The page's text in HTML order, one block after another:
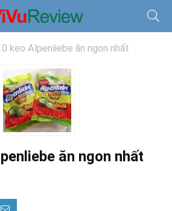
kẹo Alpenliebe ăn ngon nhất
ăn ngon nhất